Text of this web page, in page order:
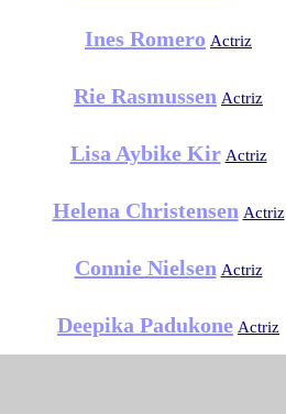
Ines Romero Actriz
Rie Rasmussen Actriz
Lisa Aybike Kir Actriz
Helena Christensen Actriz
Connie Nielsen Actriz
Deepika Padukone Actriz